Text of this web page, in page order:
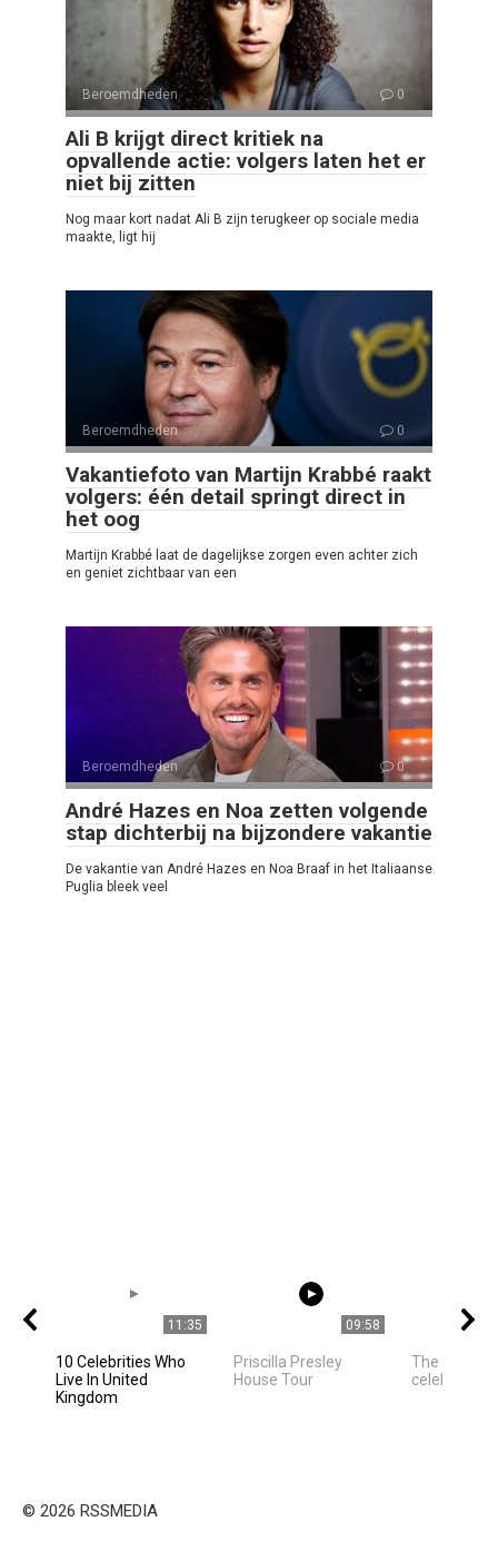
Beroemdheden 0
Ali B krijgt direct kritiek na
opvallende actie: volgers laten het er
niet bij zitten
Nog maar kort nadat Ali B zijn terugkeer op sociale media
maakte, ligt hij
Beroemdheden 0
Vakantiefoto van Martijn Krabbé raakt
volgers: één detail springt direct in
het oog
Martijn Krabbé laat de dagelijkse zorgen even achter zich
en geniet zichtbaar van een
Beroemdheden 0
André Hazes en Noa zetten volgende
stap dichterbij na bijzondere vakantie
De vakantie van André Hazes en Noa Braaf in het Italiaanse
Puglia bleek veel
11:35
10 Celebrities Who
Live In United
Kingdom
09:58
Priscilla Presley
House Tour
The best
celebrities
© 2026 RSSMEDIA